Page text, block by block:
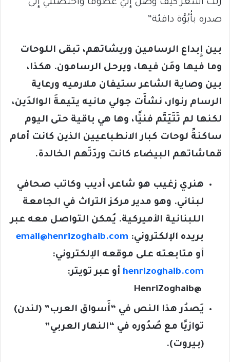
زلتُ أَشعر كيف وصلَ إِليَّ عطوفًا واحتضنَني إِلى
صدره بأُبُوَّة دافئة”
بين إِبداع الرسامين وريشاتهم، تبقى اللوحات
وما فيها ومَن فيها، ويرحل الرسامون. هكذا،
بين وصاية الشاعر ستيفان ملارميه ورعاية
الرسام رنوار، نشأَت جولي مانيه يتيمةَ الوالدَين،
لكنها لم تَتَيَتَّم فنيًّا، وها هي باقية حتى اليوم
ساكنةً لوحات كبار الانطباعيين الذين كانت أمام
قماشاتهم البيضاء كانت وردَتَهم الخالدة.
هنري زغيب هو شاعر، أديب وكاتب صحافي
لبناني. وهو مدير مركز التراث في الجامعة
اللبنانية الأميركية. يُمكن التواصل معه عبر
بريده الإلكتروني: email@henrizoghaib.com
أو متابعته على موقعه الإلكتروني:
henrizoghaib.com أو عبر تويتر:
@HenriZoghaib
يَصدُر هذا النص في “أَسواق العرب” (لندن)
توازيًا مع صُدُوره في “النهار العربي”
(بيروت).